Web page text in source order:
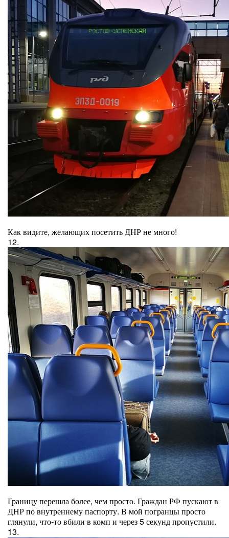
Как видите, желающих посетить ДНР не много!
12.
Границу перешла более, чем просто. Граждан РФ пускают в
ДНР по внутреннему паспорту. В мой погранцы просто
глянули, что-то вбили в комп и через 5 секунд пропустили.
13.